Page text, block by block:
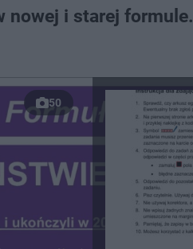
nowej i starej formule.
50